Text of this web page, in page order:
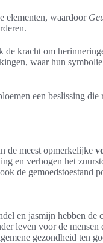
elementen, waardoor
kracht om
waar hun
een beslissing
de meest opmerkelijke
en verhogen het
de gemoedstoestand
en jasmijn hebben de
leven voor de
gezondheid ten